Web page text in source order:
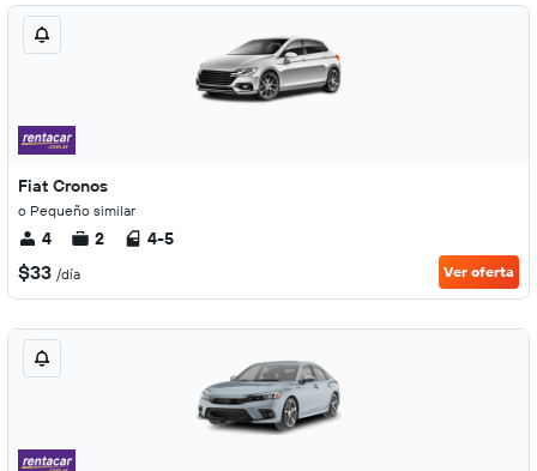
Fiat Cronos
o Pequeño similar
4 2 4-5
$33 /día Ver oferta